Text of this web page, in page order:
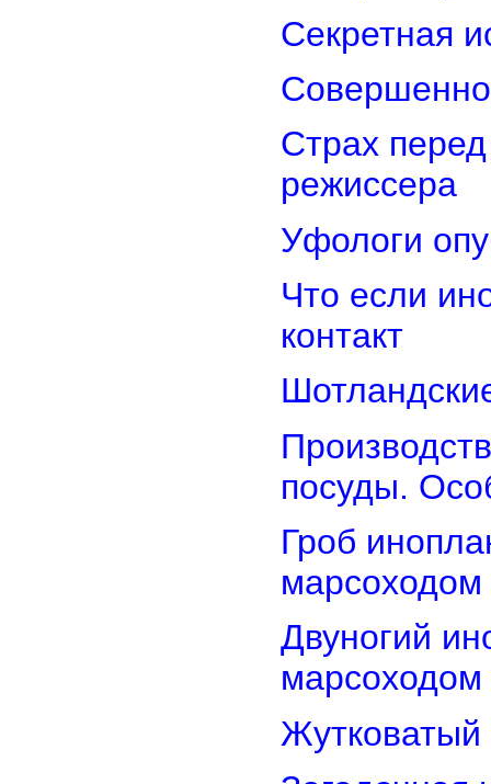
Секретная
Страх
режиссера
Уфологи
Что если
контакт
посуды.
Гроб
марсоходом
Двуногий
марсоходом